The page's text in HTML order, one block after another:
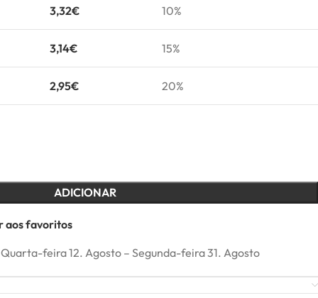
3,32€ 10%
3,14€ 15%
2,95€ 20%
ADICIONAR
aos favoritos
feira 12. Agosto – Segunda-feira 31. Agosto